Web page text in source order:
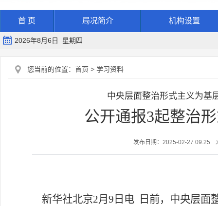
首 页 局况简介 机构设置
2026年8月6日 星期四
您当前的位置： 首页 > 学习资料
中央层面整治形式主义为基
公开通报3起整治
发布日期：2025-02-27 09:25
新华社北京2月9日电 日前，中央层面